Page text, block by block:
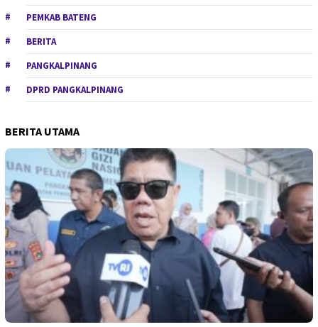
PEMKAB BATENG
BERITA
PANGKALPINANG
DPRD PANGKALPINANG
BERITA UTAMA